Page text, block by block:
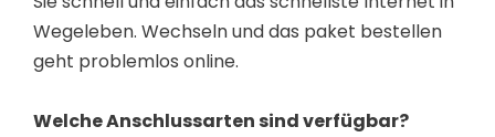
Wegeleben. Wechseln und das paket bestellen
geht problemlos online.
Welche Anschlussarten sind verfügbar?